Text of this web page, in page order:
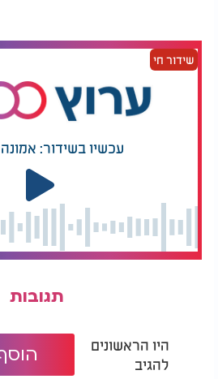
שידור חי
עכשיו בשידור:
תגובות
היו הראשונים
להגיב